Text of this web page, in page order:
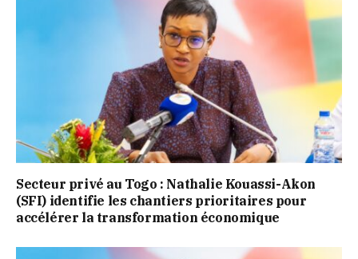
Secteur privé au Togo : Nathalie Kouassi-Akon
(SFI) identifie les chantiers prioritaires pour
accélérer la transformation économique